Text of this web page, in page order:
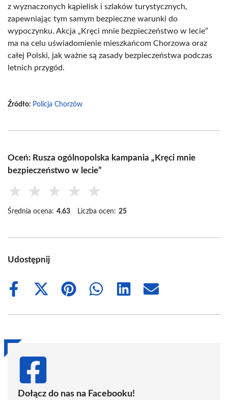
z wyznaczonych kąpielisk i szlaków turystycznych,
zapewniając tym samym bezpieczne warunki do
wypoczynku. Akcja „Kręci mnie bezpieczeństwo w lecie”
ma na celu uświadomienie mieszkańcom Chorzowa oraz
całej Polski, jak ważne są zasady bezpieczeństwa podczas
letnich przygód.
Źródło: Policja Chorzów
Oceń: Rusza ogólnopolska kampania „Kręci mnie
bezpieczeństwo w lecie”
★ ★ ★ ★ ★
Średnia ocena: 4.63 Liczba ocen: 25
Udostępnij
Share
Share
(Twitter)
Share
Share
Share
Share
Dołącz do nas na Facebooku!